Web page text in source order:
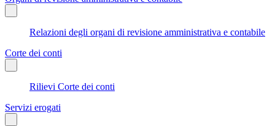
Relazioni degli organi di revisione amministrativa e contabile
Corte dei conti
Rilievi Corte dei conti
Servizi erogati